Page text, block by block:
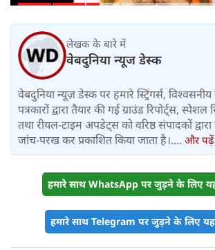
लेखक के बारे में
वेबदुनिया न्यूज डेस्क
वेबदुनिया न्यूज़ डेस्क पर हमारे स्ट्रिंगर्स,
पत्रकारों द्वारा तैयार की गई ग्राउंड रिपोर्ट्स, स्पेशल
तथा रीयल-टाइम अपडेट्स को वरिष्ठ संपादकों
जांच-परख कर प्रकाशित किया जाता है।.... और पढ़ें
हमारे साथ WhatsApp पर जुड़ने के लिए
हमारे साथ Telegram पर जुड़ने के लिए